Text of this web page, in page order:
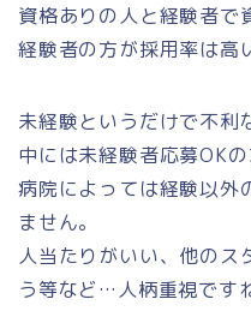
資格ありの人と経験者で
経験者の方が採用率は高
未経験というだけで不利
中には未経験者応募OKの
病院によっては経験以外
ません。
人当たりがいい、他のス
う等など…人柄重視です